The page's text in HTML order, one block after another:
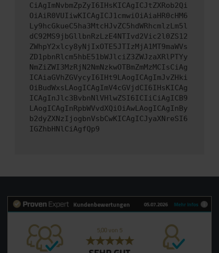
CiAgImNvbmZpZyI6IHsKICAgICJtZXRob2Qi
OiAiR0VUIiwKICAgICJ1cmwiOiAiaHR0cHM6
Ly9hcGkueC5ha3MtcHJvZC5hdWRhcmlzLm5l
dC92MS9jbGllbnRzLzE4NTIvd2Vic2l0ZS12
ZWhpY2xlcy8yNjIxOTE5JTIzMjA1MT9maWVs
ZD1pbnRlcm5hbE51bWJlciZ3ZWJzaXRlPTYy
NmZiZWI3MzRjN2NmNzkwOTBmZmMzMCIsCiAg
ICAiaGVhZGVycyI6IHt9LAogICAgImJvZHki
OiBudWxsLAogICAgImV4cGVjdCI6IHsKICAg
ICAgInJlc3BvbnNlVHlwZSI6ICIiCiAgICB9
LAogICAgInRpbWVvdXQiOiAwLAogICAgInBy
b2dyZXNzIjogbnVsbCwKICAgICJyaXNreSI6
IGZhbHNlCiAgfQp9